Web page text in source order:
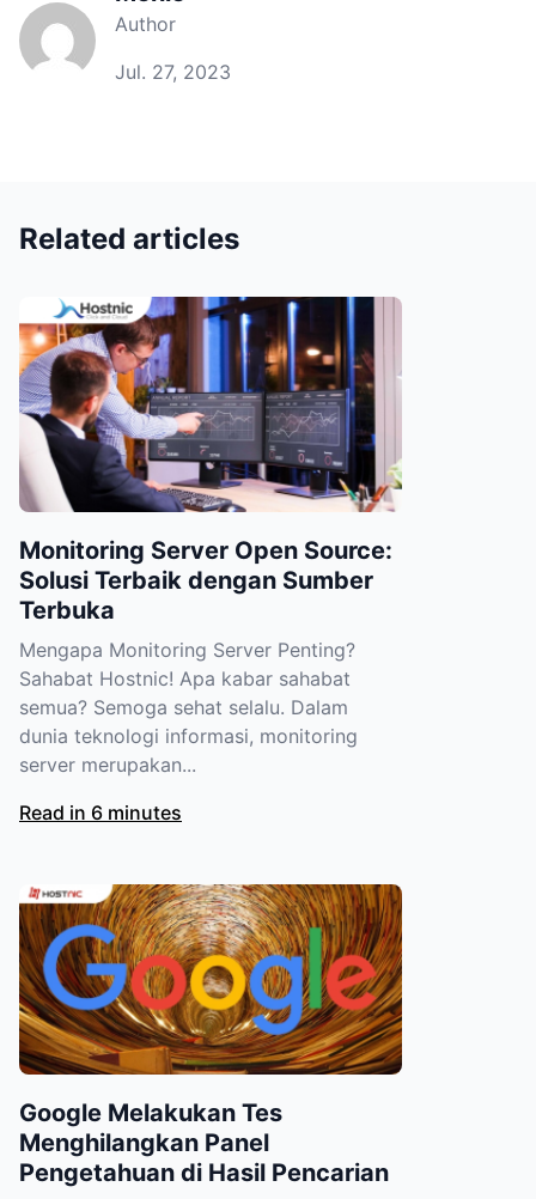
Author
Jul. 27, 2023
Related articles
Monitoring Server Open Source:
Solusi Terbaik dengan Sumber
Terbuka
Mengapa Monitoring Server Penting?
Sahabat Hostnic! Apa kabar sahabat
semua? Semoga sehat selalu. Dalam
dunia teknologi informasi, monitoring
server merupakan...
Read in 6 minutes
Google Melakukan Tes
Menghilangkan Panel
Pengetahuan di Hasil Pencarian